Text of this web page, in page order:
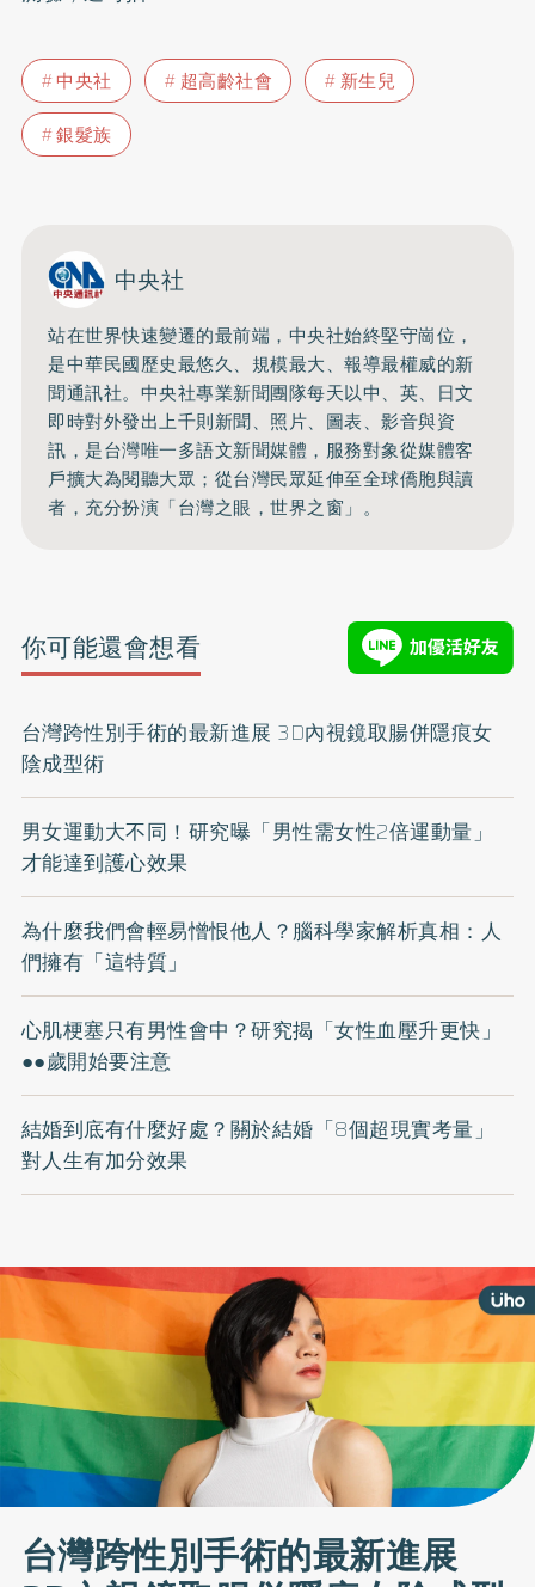
中央社 超高齡社會
新生兒
銀髮族
中央社
站在世界快速變遷的最前端，中央社始終堅守崗位，
是中華民國歷史最悠久、規模最大、報導最權威的新
聞通訊社。中央社專業新聞團隊每天以中、英、日文
即時對外發出上千則新聞、照片、圖表、影音與資
訊，是台灣唯一多語文新聞媒體，服務對象從媒體客
戶擴大為閱聽大眾；從台灣民眾延伸至全球僑胞與讀
者，充分扮演「台灣之眼，世界之窗」。
你可能還會想看
台灣跨性別手術的最新進展 3D內視鏡取腸併隱痕女
陰成型術
男女運動大不同！研究曝「男性需女性2倍運動量」
才能達到護心效果
為什麼我們會輕易憎恨他人？腦科學家解析真相：人
們擁有「這特質」
心肌梗塞只有男性會中？研究揭「女性血壓升更快」
●●歲開始要注意
結婚到底有什麼好處？關於結婚「8個超現實考量」
對人生有加分效果
台灣跨性別手術的最新進展